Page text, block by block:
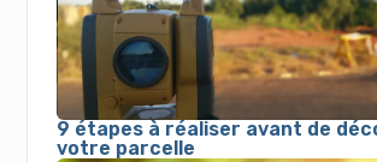
9 étapes à réaliser avant de
votre parcelle